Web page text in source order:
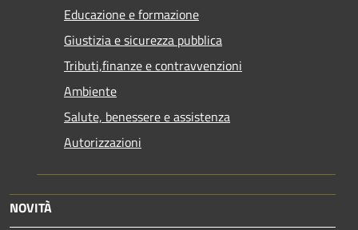
Educazione e formazione
Giustizia e sicurezza pubblica
Tributi,finanze e contravvenzioni
Ambiente
Salute, benessere e assistenza
Autorizzazioni
NOVITÀ